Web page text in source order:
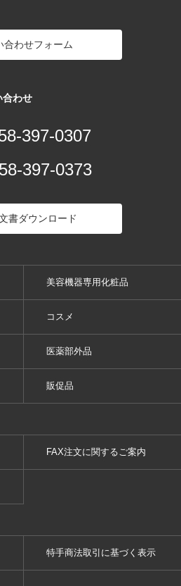
美容機器専用化粧品
コスメ
医薬部外品
販促品
FAX注文に関するご案内
特手商法取引に基づく表示
合わせフォーム
合わせ
397-0307
397-0373
書ダウンロード